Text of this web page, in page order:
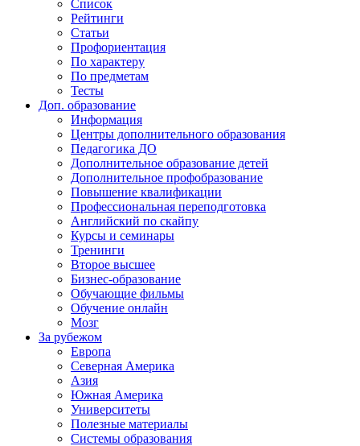
Список
Рейтинги
Статьи
Профориентация
По характеру
По предметам
Тесты
Доп. образование
Информация
Центры дополнительного образования
Педагогика ДО
Дополнительное образование детей
Дополнительное профобразование
Повышение квалификации
Профессиональная переподготовка
Английский по скайпу
Курсы и семинары
Тренинги
Второе высшее
Бизнес-образование
Обучающие фильмы
Обучение онлайн
Мозг
За рубежом
Европа
Северная Америка
Азия
Южная Америка
Университеты
Полезные материалы
Системы образования